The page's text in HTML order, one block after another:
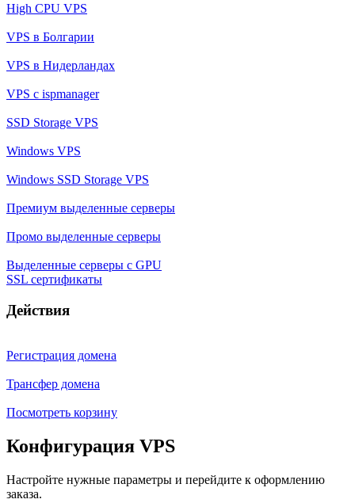
High CPU VPS
VPS в Болгарии
VPS в Нидерландах
VPS с ispmanager
SSD Storage VPS
Windows VPS
Windows SSD Storage VPS
Премиум выделенные серверы
Промо выделенные серверы
Выделенные серверы с GPU
SSL сертификаты
Действия
Регистрация домена
Трансфер домена
Посмотреть корзину
Конфигурация VPS
Настройте нужные параметры и перейдите к оформлению
заказа.